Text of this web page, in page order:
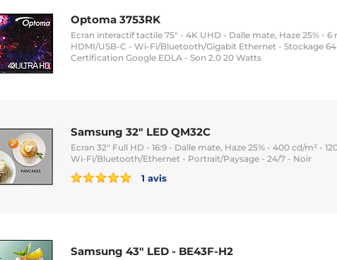
Optoma 3753RK
Ecran interactif tactile 75" - 4K UHD - Dalle mate, Haze 25% - 6
HDMI/USB-C - Wi-Fi/Bluetooth/Gigabit Ethernet - Stockage 64
Certification Google EDLA - Son 2.0 20 Watts
Samsung 32" LED QM32C
Ecran 32" Full HD - 16:9 - Dalle mate, Haze 25% - 400 cd/m² -
Wi-Fi/Bluetooth/Ethernet - Portrait/Paysage - 24/7 - Noir
1 avis
Samsung 43" LED - BE43F-H2